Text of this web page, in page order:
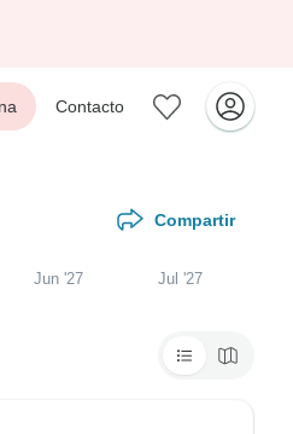
Contacto
Compartir
Jun '27 Jul '27